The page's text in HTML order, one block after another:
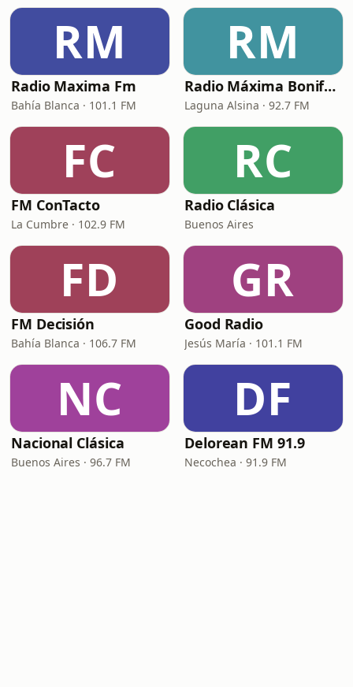
RM
Radio Maxima Fm
Bahía Blanca · 101.1 FM
RM
Radio Máxima Bonifacio
Laguna Alsina · 92.7 FM
FC
FM ConTacto
La Cumbre · 102.9 FM
RC
Radio Clásica
Buenos Aires
FD
FM Decisión
Bahía Blanca · 106.7 FM
GR
Good Radio
Jesús María · 101.1 FM
NC
Nacional Clásica
Buenos Aires · 96.7 FM
DF
Delorean FM 91.9
Necochea · 91.9 FM